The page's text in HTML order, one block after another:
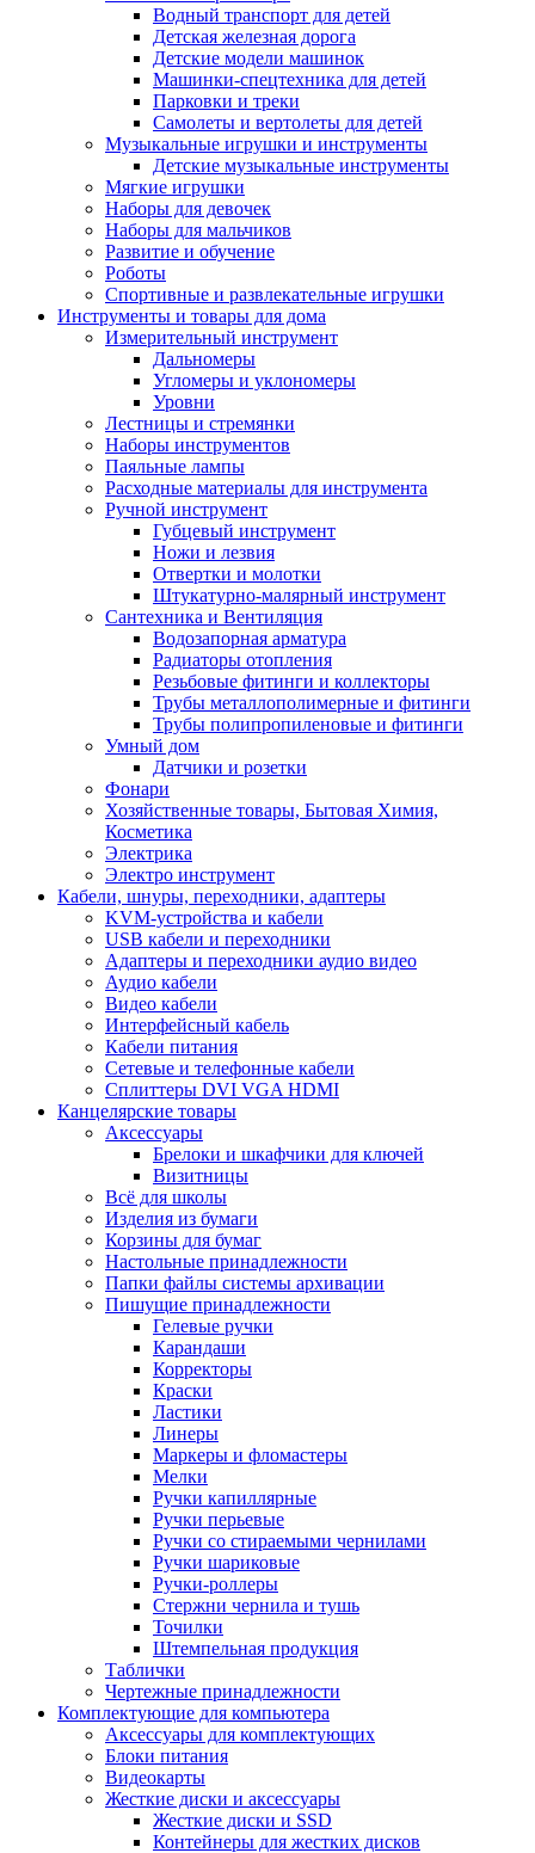
Водный транспорт для детей
Детская железная дорога
Детские модели машинок
Машинки-спецтехника для детей
Парковки и треки
Самолеты и вертолеты для детей
Музыкальные игрушки и инструменты
Детские музыкальные инструменты
Мягкие игрушки
Наборы для девочек
Наборы для мальчиков
Развитие и обучение
Роботы
Спортивные и развлекательные игрушки
Инструменты и товары для дома
Измерительный инструмент
Дальномеры
Угломеры и уклономеры
Уровни
Лестницы и стремянки
Наборы инструментов
Паяльные лампы
Расходные материалы для инструмента
Ручной инструмент
Губцевый инструмент
Ножи и лезвия
Отвертки и молотки
Штукатурно-малярный инструмент
Сантехника и Вентиляция
Водозапорная арматура
Радиаторы отопления
Резьбовые фитинги и коллекторы
Трубы металлополимерные и фитинги
Трубы полипропиленовые и фитинги
Умный дом
Датчики и розетки
Фонари
Хозяйственные товары, Бытовая Химия,
Косметика
Электрика
Электро инструмент
Кабели, шнуры, переходники, адаптеры
KVM-устройства и кабели
USB кабели и переходники
Адаптеры и переходники аудио видео
Аудио кабели
Видео кабели
Интерфейсный кабель
Кабели питания
Сетевые и телефонные кабели
Сплиттеры DVI VGA HDMI
Канцелярские товары
Аксессуары
Брелоки и шкафчики для ключей
Визитницы
Всё для школы
Изделия из бумаги
Корзины для бумаг
Настольные принадлежности
Папки файлы системы архивации
Пишущие принадлежности
Гелевые ручки
Карандаши
Корректоры
Краски
Ластики
Линеры
Маркеры и фломастеры
Мелки
Ручки капиллярные
Ручки перьевые
Ручки со стираемыми чернилами
Ручки шариковые
Ручки-роллеры
Стержни чернила и тушь
Точилки
Штемпельная продукция
Таблички
Чертежные принадлежности
Комплектующие для компьютера
Аксессуары для комплектующих
Блоки питания
Видеокарты
Жесткие диски и аксессуары
Жесткие диски и SSD
Контейнеры для жестких дисков